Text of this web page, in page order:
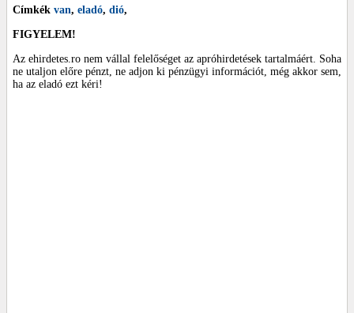
Címkék van, eladó, dió,
FIGYELEM!
Az ehirdetes.ro nem vállal felelőséget az apróhirdetések tartalmáért. Soha
ne utaljon előre pénzt, ne adjon ki pénzügyi információt, még akkor sem,
ha az eladó ezt kéri!